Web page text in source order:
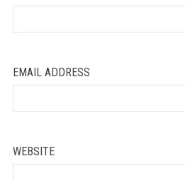
EMAIL ADDRESS
WEBSITE